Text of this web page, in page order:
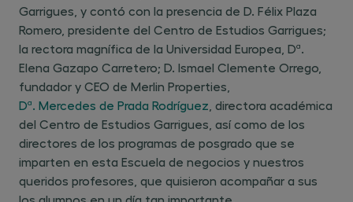
Garrigues, y contó con la presencia de D. Félix Plaza
Romero, presidente del Centro de Estudios Garrigues;
la rectora magnífica de la Universidad Europea, Dª.
Elena Gazapo Carretero; D. Ismael Clemente Orrego,
fundador y CEO de Merlin Properties,
Dª. Mercedes de Prada Rodríguez , directora académica
del Centro de Estudios Garrigues, así como de los
directores de los programas de posgrado que se
imparten en esta Escuela de negocios y nuestros
queridos profesores, que quisieron acompañar a sus